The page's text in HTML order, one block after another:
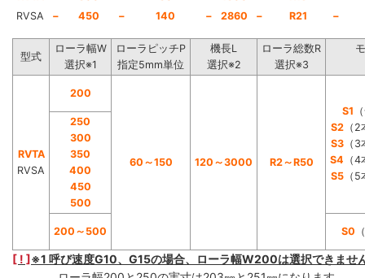
RVSA
− 450 − 140 − 2860 − R21 −
型式
ローラ幅W
選択※1
ローラピッチP
指定5mm単位
機長L
選択※2
ローラ総数R
選択※3
RVTA
RVSA
200
60～150 120～3000 R2～R50
S1
S2（2
S3（3
S4 （
S5（5
250
300
350
400
450
500
200～500 S0
[ ! ]※1 呼び速度G10、G15の場合、ローラ幅W200は選択できませ